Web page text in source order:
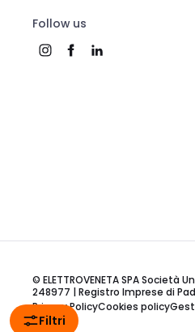
Filtri
Follow us
© ELETTROVENETA SPA
248977 | Registro Imprese di
Privacy PolicyCookies policy